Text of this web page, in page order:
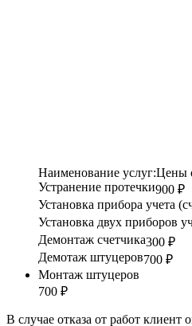
Наименование услуг:Цены
Устранение протечки900 ₽
Установка прибора учета
Установка двух приборов
Демонтаж счетчика300 ₽
Демотаж штуцеров700 ₽
Монтаж штуцеров
700 ₽
В случае отказа от работ клиент